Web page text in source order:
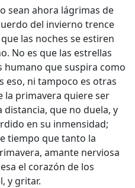
sean ahora lágrimas de
del invierno trence
las noches se estiren
No es que las estrellas
que suspira como
eso, ni tampoco es otras
la primavera quiere ser
que no duela, y
en su inmensidad;
tiempo que tanto la
amante nerviosa
el corazón de los
y gritar.